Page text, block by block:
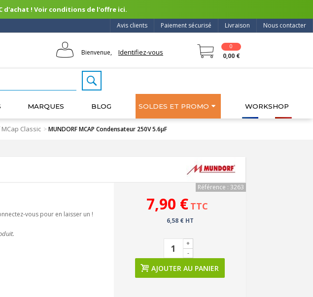
d'achat ! Voir conditions de l'offre ici.
Nous contacter
Livraison
Paiement sécurisé
Avis clients
Bienvenue, Identifiez-vous
0
0,00 €
MARQUES BLOG SOLDES ET PROMO WORKSHOP
Classic >MUNDORF MCAP Condensateur 250V 5.6µF
vous pour en laisser un !
Référence : 3263
7,90 € TTC
6,58 € HT
-
+
AJOUTER AU PANIER